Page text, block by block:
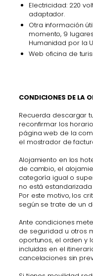
Electricidad: 220
adaptador.
Otra información
momento, 9
Humanidad por la
Web oficina de
CONDICIONES DE LA
Recuerda descargar
reconfirmar los
página web de la
el mostrador de
Alojamiento en los
de cambio, el
categoría igual o
no está
Por este motivo, los
según se trate de un
Ante condiciones
de seguridad u otros
oportunos, el orden y
incluidas en el
cancelaciones sin